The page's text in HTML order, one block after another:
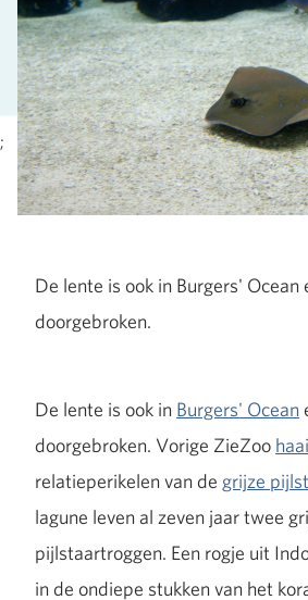
;
De lente is ook in Burgers' Ocean
doorgebroken.
De lente is ook in Burgers' Ocean
doorgebroken. Vorige ZieZoo
relatieperikelen van de grijze
lagune leven al zeven jaar twee
pijlstaartroggen. Een rogje uit
in de ondiepe stukken van het